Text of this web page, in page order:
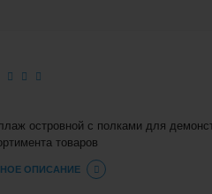
островной с полками для
товаров
ОПИСАНИЕ